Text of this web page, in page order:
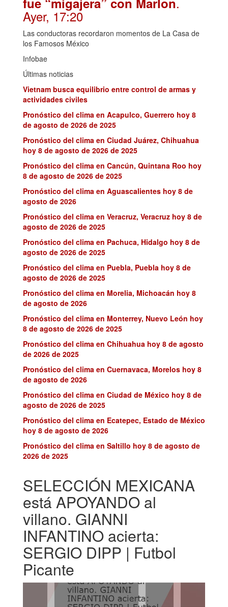
Ayer, 17:20
Las conductoras recordaron momentos de La Casa de
los Famosos México
Infobae
Últimas noticias
Vietnam busca equilibrio entre control de armas y
actividades civiles
Pronóstico del clima en Acapulco, Guerrero hoy 8
de agosto de 2026 de 2025
Pronóstico del clima en Ciudad Juárez, Chihuahua
hoy 8 de agosto de 2026 de 2025
Pronóstico del clima en Cancún, Quintana Roo hoy
8 de agosto de 2026 de 2025
Pronóstico del clima en Aguascalientes hoy 8 de
agosto de 2026
Pronóstico del clima en Veracruz, Veracruz hoy 8 de
agosto de 2026 de 2025
Pronóstico del clima en Pachuca, Hidalgo hoy 8 de
agosto de 2026 de 2025
Pronóstico del clima en Puebla, Puebla hoy 8 de
agosto de 2026 de 2025
Pronóstico del clima en Morelia, Michoacán hoy 8
de agosto de 2026
Pronóstico del clima en Monterrey, Nuevo León hoy
8 de agosto de 2026 de 2025
Pronóstico del clima en Chihuahua hoy 8 de agosto
de 2026 de 2025
Pronóstico del clima en Cuernavaca, Morelos hoy 8
de agosto de 2026
Pronóstico del clima en Ciudad de México hoy 8 de
agosto de 2026 de 2025
Pronóstico del clima en Ecatepec, Estado de México
hoy 8 de agosto de 2026
Pronóstico del clima en Saltillo hoy 8 de agosto de
2026 de 2025
SELECCIÓN MEXICANA
está APOYANDO al
villano. GIANNI
INFANTINO acierta:
SERGIO DIPP | Futbol
Picante